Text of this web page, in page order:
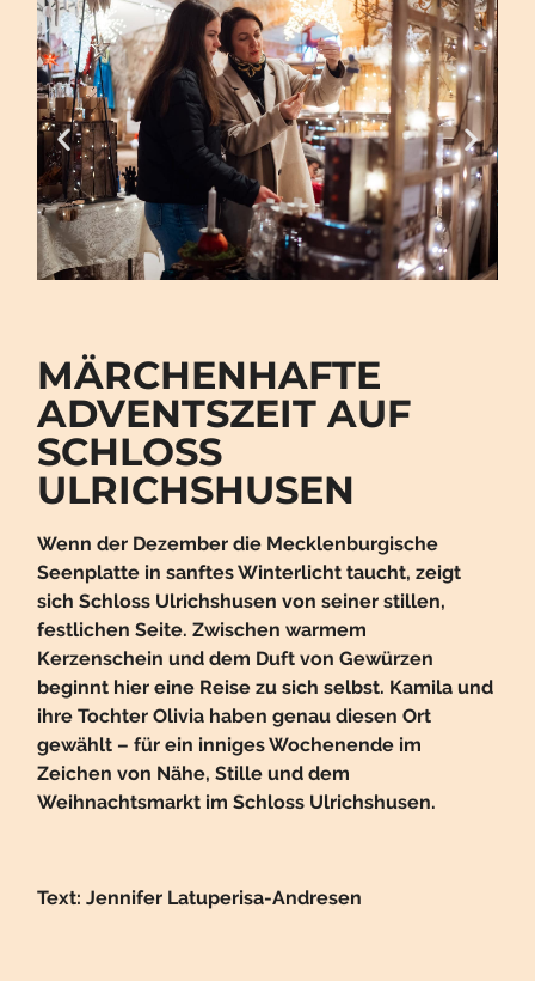
MÄRCHENHAFTE
ADVENTSZEIT AUF
SCHLOSS
ULRICHSHUSEN
Wenn der Dezember die Mecklenburgische
Seenplatte in sanftes Winterlicht taucht, zeigt
sich Schloss Ulrichshusen von seiner stillen,
festlichen Seite. Zwischen warmem
Kerzenschein und dem Duft von Gewürzen
beginnt hier eine Reise zu sich selbst. Kamila und
ihre Tochter Olivia haben genau diesen Ort
gewählt – für ein inniges Wochenende im
Zeichen von Nähe, Stille und dem
Weihnachtsmarkt im Schloss Ulrichshusen.
Text: Jennifer Latuperisa-Andresen